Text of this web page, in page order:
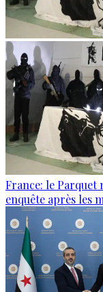
France: le
enquête après les